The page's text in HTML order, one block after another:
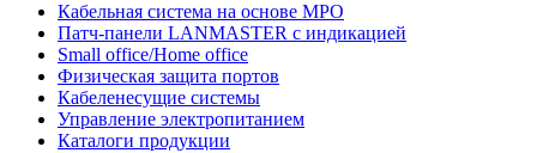
Кабельная система на основе MPO
Патч-панели LANMASTER с индикацией
Small office/Home office
Физическая защита портов
Кабеленесущие системы
Управление электропитанием
Каталоги продукции